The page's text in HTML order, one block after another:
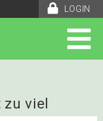
LOGIN
viel